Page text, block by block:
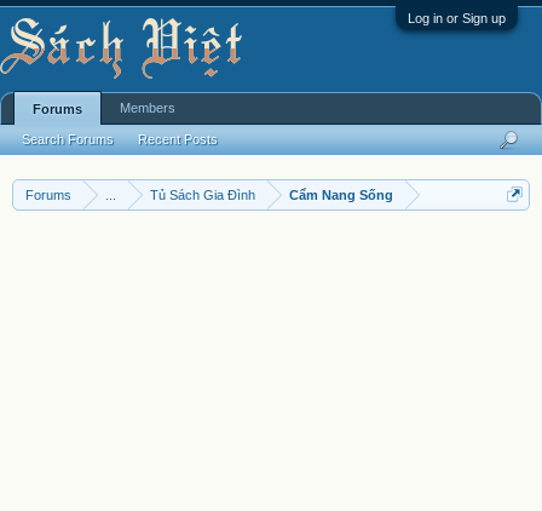
Log in or Sign up
Forums Tủ Sách Gia Đình Cẩm Nang Sống
Forums
Search Forums Recent Posts
Members